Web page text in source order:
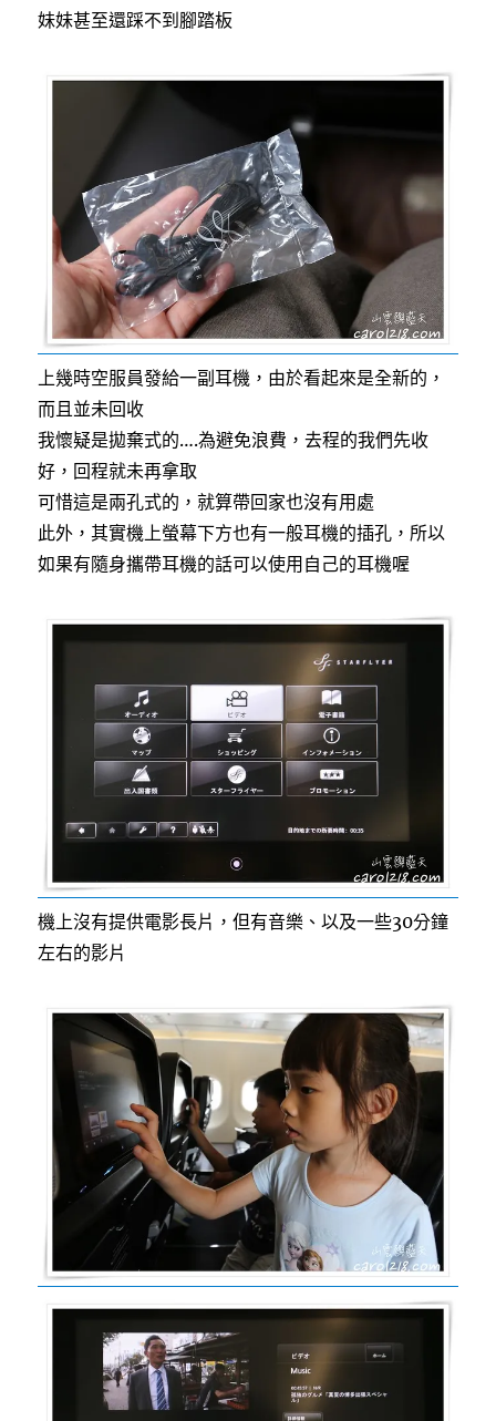
妹妹甚至還踩不到腳踏板
上幾時空服員發給一副耳機，由於看起來是全新的，
而且並未回收
我懷疑是拋棄式的….為避免浪費，去程的我們先收
好，回程就未再拿取
可惜這是兩孔式的，就算帶回家也沒有用處
此外，其實機上螢幕下方也有一般耳機的插孔，所以
如果有隨身攜帶耳機的話可以使用自己的耳機喔
機上沒有提供電影長片，但有音樂、以及一些30分鐘
左右的影片